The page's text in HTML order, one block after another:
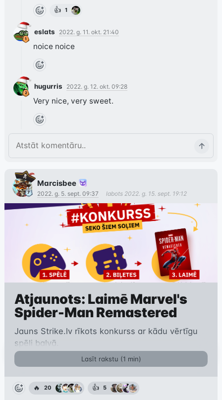
👍 1
eslats 2022. g. 11. okt. 21:40
noice noice
hugurris 2022. g. 12. okt. 09:28
Very nice, very sweet.
Marcisbee
2022. g. 5. sept. 09:37 labots 2022. g. 15. sept. 19:12
Atjaunots: Laimē Marvel's
Spider-Man Remastered
Jauns Strike.lv rīkots konkurss ar kādu vērtīgu
spēli balvā.
Lasīt rakstu (1 min)
🔥 20 👍 5